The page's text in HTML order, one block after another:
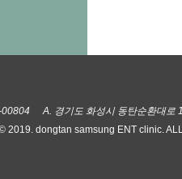
A. 경기도 화성시 동탄순환대로
2019. dongtan samsung ENT clinic.